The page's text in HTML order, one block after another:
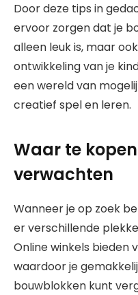
Door deze tips in
ervoor zorgen dat je
alleen leuk is, maar
ontwikkeling van je
een wereld van
creatief spel en leren.
Waar te
verwachten
Wanneer je op zoek
er verschillende
Online winkels bieden
waardoor je
bouwblokken kunt